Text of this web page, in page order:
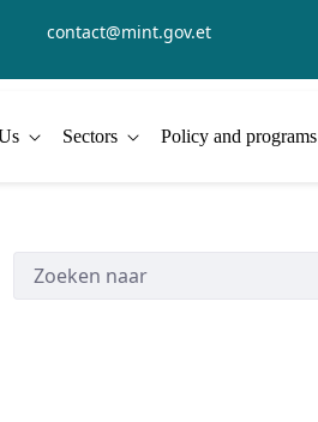
contact@mint.gov.et
Sectors Policy and programs